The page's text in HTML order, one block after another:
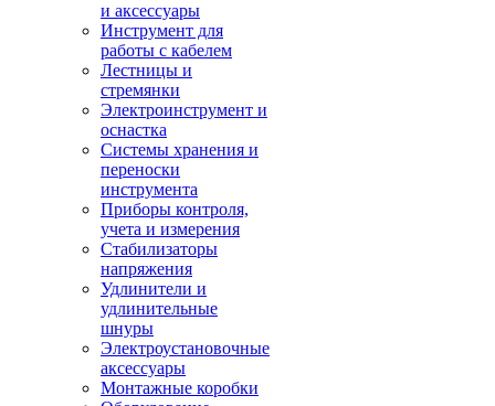
и аксессуары
Инструмент для
работы с кабелем
Лестницы и
стремянки
Электроинструмент и
оснастка
Системы хранения и
переноски
инструмента
Приборы контроля,
учета и измерения
Стабилизаторы
напряжения
Удлинители и
удлинительные
шнуры
Электроустановочные
аксессуары
Монтажные коробки